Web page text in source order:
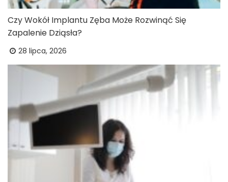
Czy Wokół Implantu Zęba Może Rozwinąć Się
Zapalenie Dziąsła?
28 lipca, 2026